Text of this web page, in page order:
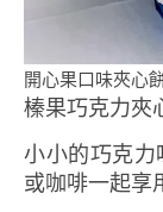
開心果口味夾心
榛果巧克力夾
小小的巧克
或咖啡一起享